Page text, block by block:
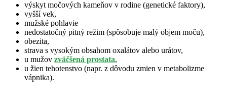
výskyt močových kameňov v rodine (genetické faktory),
vyšší vek,
mužské pohlavie
nedostatočný pitný režim (spôsobuje malý objem moču),
obezita,
strava s vysokým obsahom oxalátov alebo urátov,
u mužov zväčšená prostata,
u žien tehotenstvo (napr. z dôvodu zmien v metabolizme
vápnika).